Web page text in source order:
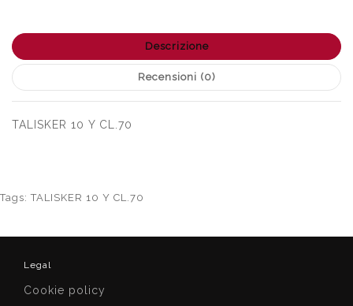
Descrizione
Recensioni (0)
TALISKER 10 Y CL.70
Tags:TALISKER 10 Y CL.70
Legal
Cookie policy